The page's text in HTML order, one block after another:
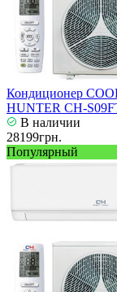
Кондиционер
HUNTER CH-
В наличии
28199грн.
Популярный